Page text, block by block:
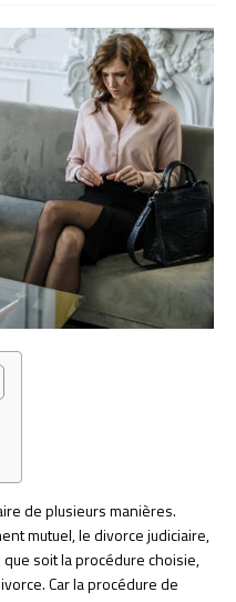
de plusieurs manières.
mutuel, le divorce judiciaire,
soit la procédure choisie,
Car la procédure de